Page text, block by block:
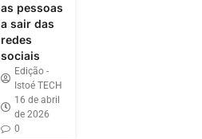
as pessoas
a sair das
redes
sociais
Edição -
Istoé TECH
16 de abril
de 2026
0